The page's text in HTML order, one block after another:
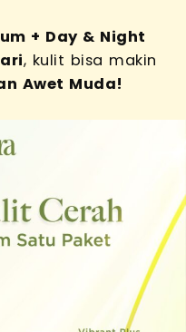
+ Day & Night
, kulit bisa makin
Awet Muda!